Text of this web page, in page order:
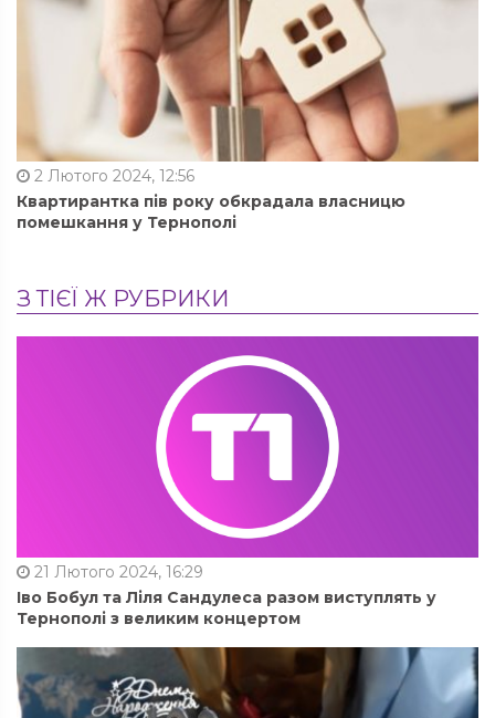
2 Лютого 2024, 12:56
Квартирантка пів року обкрадала власницю
помешкання у Тернополі
З ТІЄЇ Ж РУБРИКИ
21 Лютого 2024, 16:29
Іво Бобул та Ліля Сандулеса разом виступлять у
Тернополі з великим концертом